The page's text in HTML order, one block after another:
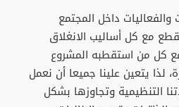
والفعاليات داخل المجتمع
مع كل أساليب الانغلاق
كل من استقطبه المشروع
لذا يتعين علينا جميعا أن نعمل
التنظيمية وتجاوزها بشكل